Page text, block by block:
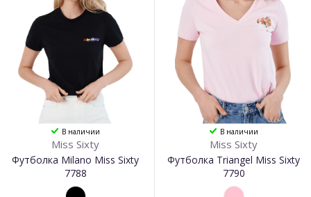
В наличии
Miss Sixty
Футболка Milano Miss Sixty
7788
В наличии
Miss Sixty
Футболка Triangel Miss Sixty
7790